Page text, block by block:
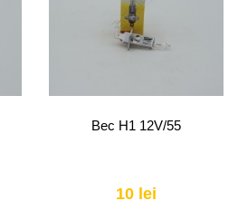
Bec H1 12V/55
10 lei